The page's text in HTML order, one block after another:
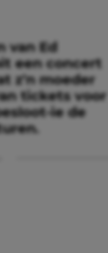
van Ed
een concert
z’n moeder
tickets voor
ie de